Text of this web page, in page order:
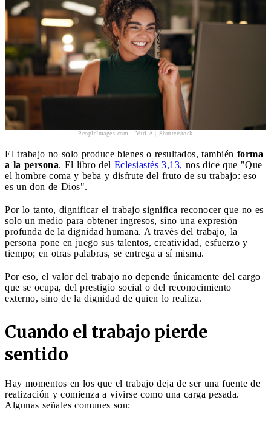
PeopleImages.com - Yuri A | Shutterstock
El trabajo no solo produce bienes o resultados, también forma
a la persona. El libro del Eclesiastés 3,13, nos dice que "Que
el hombre coma y beba y disfrute del fruto de su trabajo: eso
es un don de Dios".
Por lo tanto, dignificar el trabajo significa reconocer que no es
solo un medio para obtener ingresos, sino una expresión
profunda de la dignidad humana. A través del trabajo, la
persona pone en juego sus talentos, creatividad, esfuerzo y
tiempo; en otras palabras, se entrega a sí misma.
Por eso, el valor del trabajo no depende únicamente del cargo
que se ocupa, del prestigio social o del reconocimiento
externo, sino de la dignidad de quien lo realiza.
Cuando el trabajo pierde
sentido
Hay momentos en los que el trabajo deja de ser una fuente de
realización y comienza a vivirse como una carga pesada.
Algunas señales comunes son: